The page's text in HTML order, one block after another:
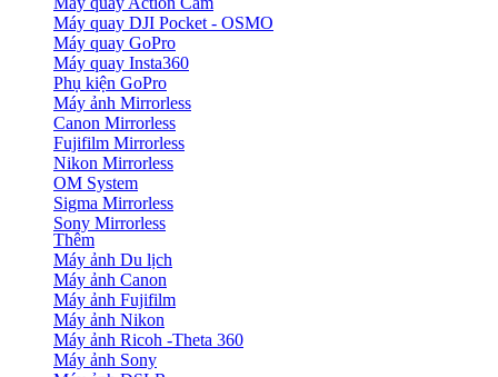
Máy quay DJI Pocket - OSMO
Máy quay GoPro
Máy quay Insta360
Phụ kiện GoPro
Máy ảnh Mirrorless
Canon Mirrorless
Fujifilm Mirrorless
Nikon Mirrorless
OM System
Sigma Mirrorless
Sony Mirrorless
Thêm
Máy ảnh Du lịch
Máy ảnh Canon
Máy ảnh Fujifilm
Máy ảnh Nikon
Máy ảnh Ricoh -Theta 360
Máy ảnh Sony